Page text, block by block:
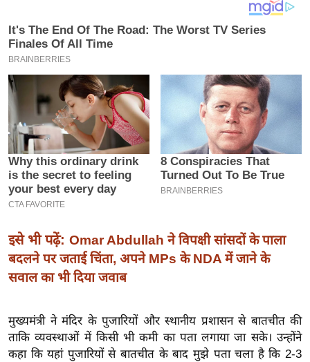
क्रि
के
ट
I
P
L
2
0
2
6
इ
म
ई
प
र
इसे भी पढ़ें: Omar Abdullah ने विपक्षी सांसदों के पाला
बदलने पर जताई चिंता, अपने MPs के NDA में जाने के
सवाल का भी दिया जवाब
मुख्यमंत्री ने मंदिर के पुजारियों और स्थानीय प्रशासन से बातचीत की
ताकि व्यवस्थाओं में किसी भी कमी का पता लगाया जा सके। उन्होंने
कहा कि यहां पुजारियों से बातचीत के बाद मुझे पता चला है कि 2-3